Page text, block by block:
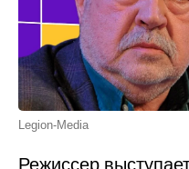
Legion-Media
Режиссер